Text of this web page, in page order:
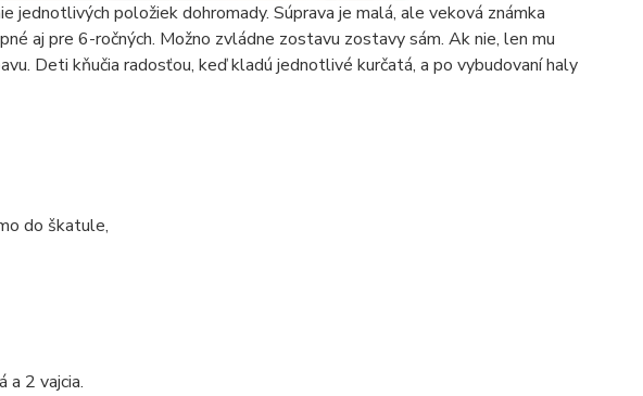
jednotlivých položiek dohromady. Súprava je malá, ale veková známka
aj pre 6-ročných. Možno zvládne zostavu zostavy sám. Ak nie, len mu
Deti kňučia radosťou, keď kladú jednotlivé kurčatá, a po vybudovaní haly
do škatule,
a 2 vajcia.